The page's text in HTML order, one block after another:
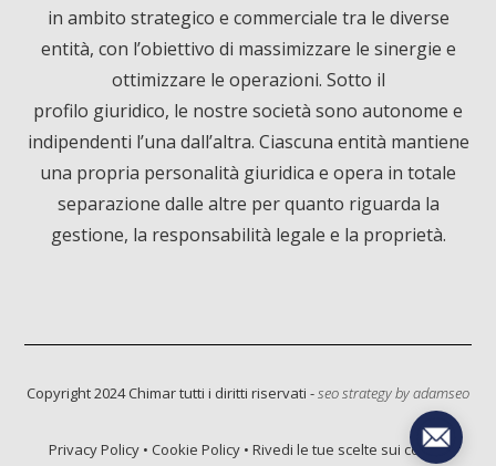
b
o
o
e
d
I
n
u
b
e
in ambito strategico e commerciale tra le diverse
entità, con l’obiettivo di massimizzare le sinergie e
ottimizzare le operazioni. Sotto il
profilo giuridico, le nostre società sono autonome e
indipendenti l’una dall’altra. Ciascuna entità mantiene
una propria personalità giuridica e opera in totale
separazione dalle altre per quanto riguarda la
gestione, la responsabilità legale e la proprietà.
Copyright 2024 Chimar tutti i diritti riservati - seo strategy byadamseo
Privacy Policy• Cookie Policy• Rivedi le tue scelte sui cookie
Informativa sulla raccolta